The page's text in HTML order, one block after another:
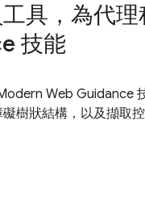
具，為代理
技能
Web Guidance
樹狀結構，以及擷取